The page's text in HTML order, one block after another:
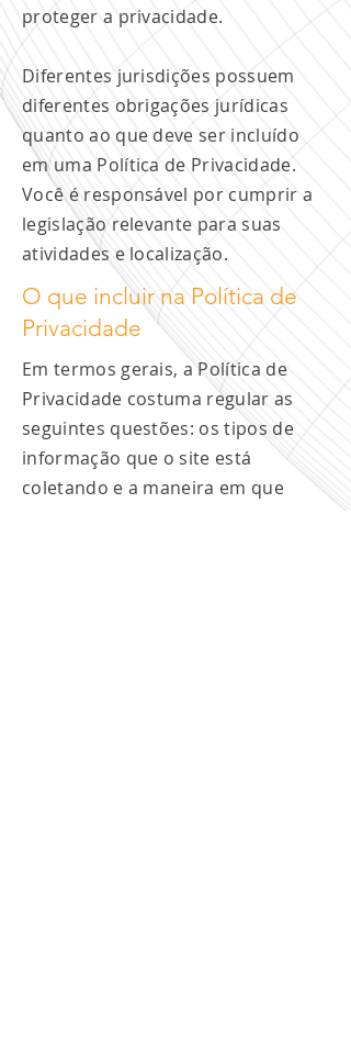
proteger a privacidade.
Diferentes jurisdições possuem
diferentes obrigações jurídicas
quanto ao que deve ser incluído
em uma Política de Privacidade.
Você é responsável por cumprir a
legislação relevante para suas
atividades e localização.
O que incluir na Política de
Privacidade
Em termos gerais, a Política de
Privacidade costuma regular as
seguintes questões: os tipos de
informação que o site está
coletando e a maneira em que